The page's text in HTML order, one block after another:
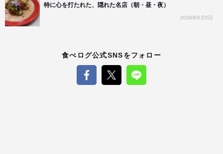
特に心を打たれた、隠れた名店（朝・昼・夜）
2026年8月5日
食べログ公式SNSをフォロー